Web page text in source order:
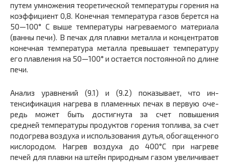
путем умножения теоретической температуры го­рения на
коэффициент 0,8. Конечная температура газов берется на
50—100° С выше температуры нагреваемого материала
(ванны печи). В печах для плавки металла и концентратов
конечная температура металла превы­шает температуру
его плавления на 50—100° и остается постоянной по длине
печи.
Анализ уравнений (9.1) и (9.2) показывает, что ин­
тенсификация нагрева в пламенных печах в первую оче­
редь может быть достигнута за счет повышения
средней температуры продуктов горения топлива, за счет
подо­грева воздуха и использования дутья, обогащенного
кис­лородом. Нагрев воздуха до 400°С при нагреве
печей для плавки на штейн природным газом увеличивает